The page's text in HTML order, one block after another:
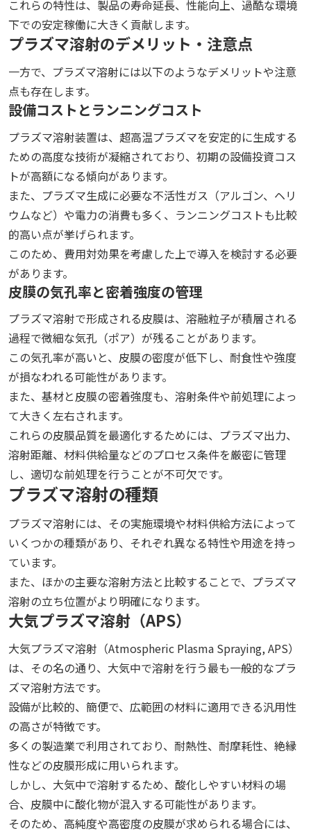
これらの特性は、製品の寿命延長、性能向上、過酷な環境
下での安定稼働に大きく貢献します。
プラズマ溶射のデメリット・注意点
一方で、プラズマ溶射には以下のようなデメリットや注意
点も存在します。
設備コストとランニングコスト
プラズマ溶射装置は、超高温プラズマを安定的に生成する
ための高度な技術が凝縮されており、初期の設備投資コス
トが高額になる傾向があります。
また、プラズマ生成に必要な不活性ガス（アルゴン、ヘリ
ウムなど）や電力の消費も多く、ランニングコストも比較
的高い点が挙げられます。
このため、費用対効果を考慮した上で導入を検討する必要
があります。
皮膜の気孔率と密着強度の管理
プラズマ溶射で形成される皮膜は、溶融粒子が積層される
過程で微細な気孔（ポア）が残ることがあります。
この気孔率が高いと、皮膜の密度が低下し、耐食性や強度
が損なわれる可能性があります。
また、基材と皮膜の密着強度も、溶射条件や前処理によっ
て大きく左右されます。
これらの皮膜品質を最適化するためには、プラズマ出力、
溶射距離、材料供給量などのプロセス条件を厳密に管理
し、適切な前処理を行うことが不可欠です。
プラズマ溶射の種類
プラズマ溶射には、その実施環境や材料供給方法によって
いくつかの種類があり、それぞれ異なる特性や用途を持っ
ています。
また、ほかの主要な溶射方法と比較することで、プラズマ
溶射の立ち位置がより明確になります。
大気プラズマ溶射（APS）
大気プラズマ溶射（Atmospheric Plasma Spraying, APS）
は、その名の通り、大気中で溶射を行う最も一般的なプラ
ズマ溶射方法です。
設備が比較的、簡便で、広範囲の材料に適用できる汎用性
の高さが特徴です。
多くの製造業で利用されており、耐熱性、耐摩耗性、絶縁
性などの皮膜形成に用いられます。
しかし、大気中で溶射するため、酸化しやすい材料の場
合、皮膜中に酸化物が混入する可能性があります。
そのため、高純度や高密度の皮膜が求められる場合には、